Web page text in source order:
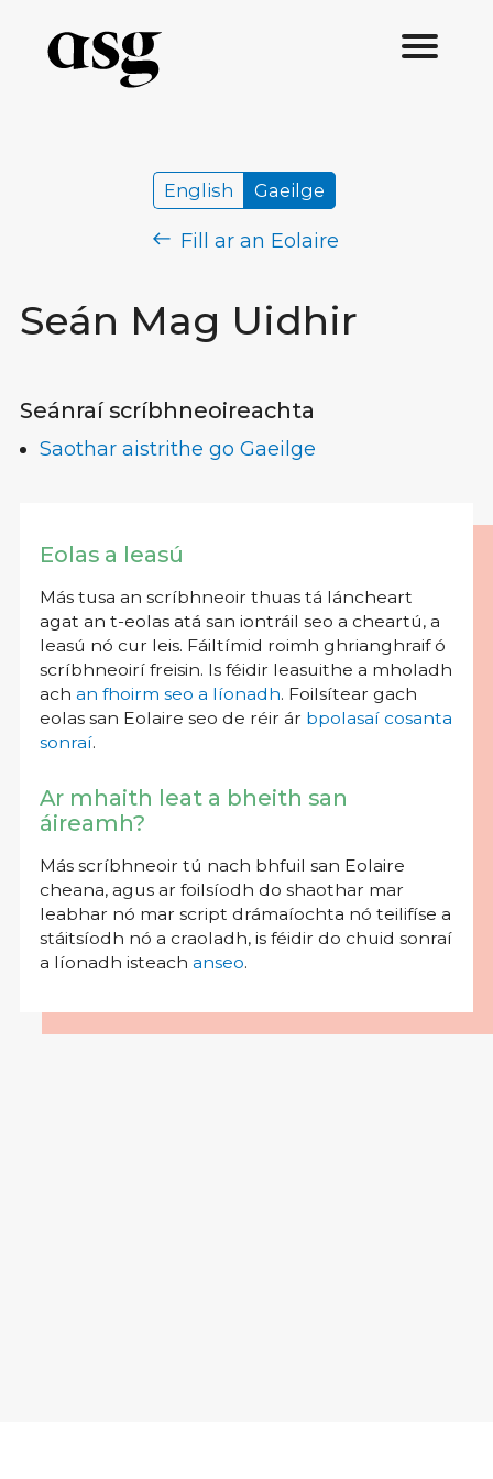
Seán Mag Uidhir
English Gaeilge
Fill ar an Eolaire
Seánraí scríbhneoireachta
Saothar aistrithe go Gaeilge
Eolas a leasú
Más tusa an scríbhneoir thuas tá láncheart
agat an t-eolas atá san iontráil seo a cheartú, a
leasú nó cur leis. Fáiltímid roimh ghrianghraif ó
scríbhneoirí freisin. Is féidir leasuithe a mholadh
ach an fhoirm seo a líonadh. Foilsítear gach
eolas san Eolaire seo de réir ár bpolasaí cosanta
sonraí.
Ar mhaith leat a bheith san
áireamh?
Más scríbhneoir tú nach bhfuil san Eolaire
cheana, agus ar foilsíodh do shaothar mar
leabhar nó mar script drámaíochta nó teilifíse a
stáitsíodh nó a craoladh, is féidir do chuid sonraí
a líonadh isteach anseo.